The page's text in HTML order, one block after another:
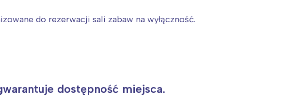
do rezerwacji sali zabaw na wyłączność.
dostępność miejsca.